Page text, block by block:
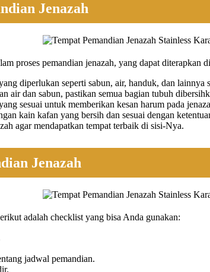
Jenazah
proses pemandian jenazah, yang dapat diterapkan
diperlukan seperti sabun, air, handuk, dan lainnya
air dan sabun, pastikan semua bagian tubuh
sesuai untuk memberikan kesan harum pada
kain kafan yang bersih dan sesuai dengan
agar mendapatkan tempat terbaik di sisi-Nya.
Jenazah
adalah checklist yang bisa Anda gunakan:
jadwal pemandian.